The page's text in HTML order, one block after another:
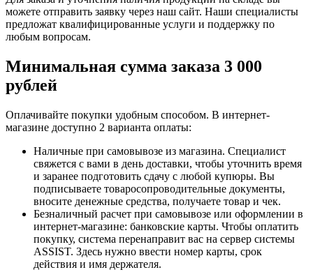
можете отправить заявку через наш сайт. Наши специалисты
предложат квалифицированные услуги и поддержку по
любым вопросам.
Минимальная сумма заказа 3 000
рублей
Оплачивайте покупки удобным способом. В интернет-
магазине доступно 2 варианта оплаты:
Наличные при самовывозе из магазина. Специалист
свяжется с вами в день доставки, чтобы уточнить время
и заранее подготовить сдачу с любой купюры. Вы
подписываете товаросопроводительные документы,
вносите денежные средства, получаете товар и чек.
Безналичный расчет при самовывозе или оформлении в
интернет-магазине: банковские карты. Чтобы оплатить
покупку, система перенаправит вас на сервер системы
ASSIST. Здесь нужно ввести номер карты, срок
действия и имя держателя.